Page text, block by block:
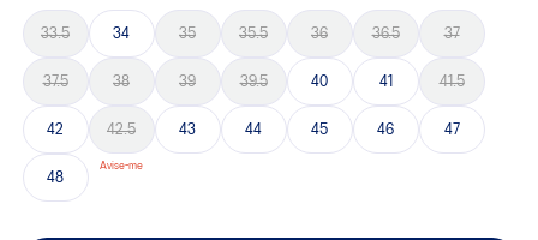
33.5 34 35 35.5 36 36.5 37
37.5 38 39 39.5 40 41 41.5
42 42.5 43 44 45 46 47
48